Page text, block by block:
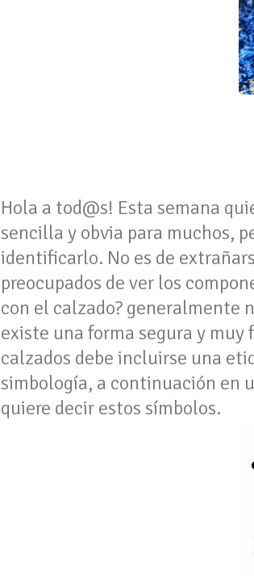
Hola a tod@s! Esta semana
sencilla y obvia para muchos,
identificarlo. No es de
preocupados de ver los
con el calzado? generalmente
existe una forma segura y
calzados debe incluirse una
simbología, a continuación en
quiere decir estos símbolos.